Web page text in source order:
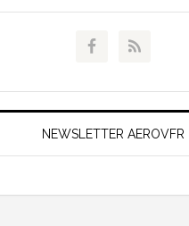
NEWSLETTER AEROVFR